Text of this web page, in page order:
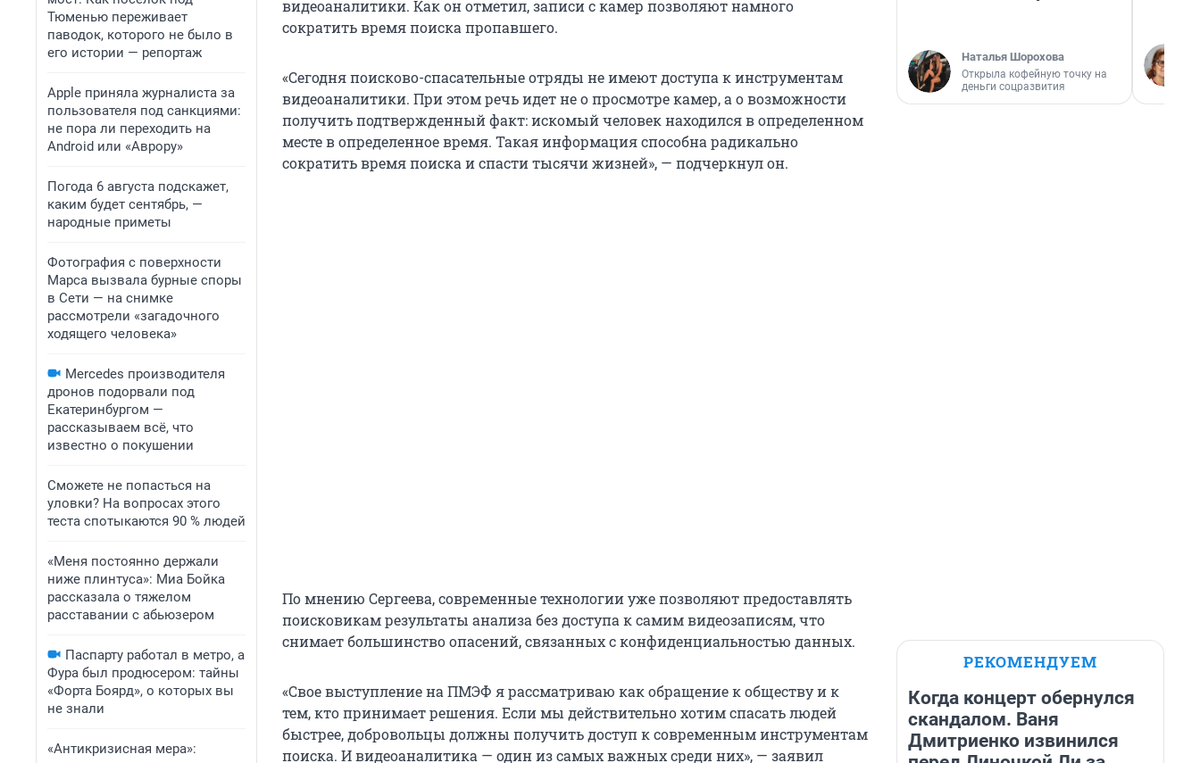
Тюменью переживает
паводок, которого не было в
его истории — репортаж
Apple приняла журналиста за
пользователя под санкциями:
не пора ли переходить на
Android или «Аврору»
Погода 6 августа подскажет,
каким будет сентябрь, —
народные приметы
Фотография с поверхности
Марса вызвала бурные споры
в Сети — на снимке
рассмотрели «загадочного
ходящего человека»
Mercedes производителя
дронов подорвали под
Екатеринбургом —
рассказываем всё, что
известно о покушении
Сможете не попасться на
уловки? На вопросах этого
теста спотыкаются 90 % людей
«Меня постоянно держали
ниже плинтуса»: Миа Бойка
рассказала о тяжелом
расставании с абьюзером
Паспарту работал в метро, а
Фура был продюсером: тайны
«Форта Боярд», о которых вы
не знали
«Антикризисная мера»:
видеоаналитики. Как он отметил, записи с камер позволяют намного
сократить время поиска пропавшего.
«Сегодня поисково-спасательные отряды не имеют доступа к инструментам
видеоаналитики. При этом речь идет не о просмотре камер, а о возможности
получить подтвержденный факт: искомый человек находился в определенном
месте в определенное время. Такая информация способна радикально
сократить время поиска и спасти тысячи жизней», — подчеркнул он.
По мнению Сергеева, современные технологии уже позволяют предоставлять
поисковикам результаты анализа без доступа к самим видеозаписям, что
снимает большинство опасений, связанных с конфиденциальностью данных.
«Свое выступление на ПМЭФ я рассматриваю как обращение к обществу и к
тем, кто принимает решения. Если мы действительно хотим спасать людей
быстрее, добровольцы должны получить доступ к современным инструментам
поиска. И видеоаналитика — один из самых важных среди них», — заявил
Наталья Шорохова
Открыла кофейную точку на
деньги соцразвития
РЕКОМЕНДУЕМ
Когда концерт обернулся
скандалом. Ваня
Дмитриенко извинился